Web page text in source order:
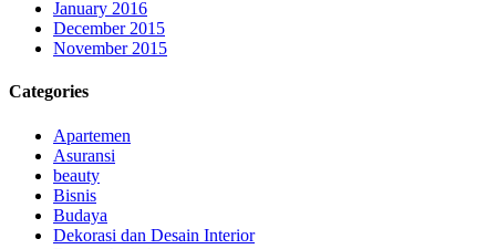
January 2016
December 2015
November 2015
Categories
Apartemen
Asuransi
beauty
Bisnis
Budaya
Dekorasi dan Desain Interior